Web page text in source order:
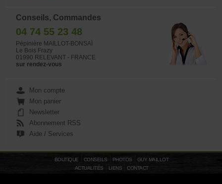
Conseils, Commandes
04 74 55 23 48
Pépinière MAILLOT-BONSAÏ
Le Bois Frazy
01990 RELEVANT - FRANCE
sur rendez-vous
Mon compte
Mon panier
Newsletter
Abonnement RSS
Aide / Services
BOUTIQUE CONSEILS PHOTOS
GUY MAILLOT
ACTUALITÉS
LIENS CONTACT